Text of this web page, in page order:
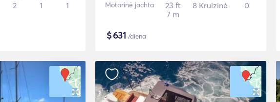
2 1 1 Motorinė jachta
23 ft
7 m
8 Kruizinė 0
$631 /diena